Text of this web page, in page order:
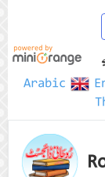
Arabic